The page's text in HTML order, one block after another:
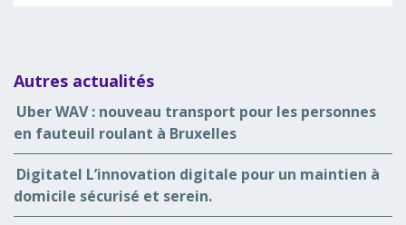
Autres actualités
Uber WAV : nouveau transport pour les personnes
en fauteuil roulant à Bruxelles
Digitatel L’innovation digitale pour un maintien à
domicile sécurisé et serein.